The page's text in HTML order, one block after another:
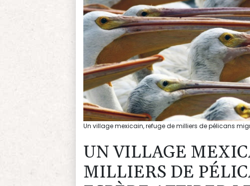
Un village mexicain, refuge de milliers de pélicans
UN VILLAGE
MILLIERS DE